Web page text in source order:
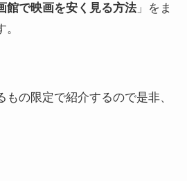
館で映画を安く見る方法」をま
の限定で紹介するので是非、